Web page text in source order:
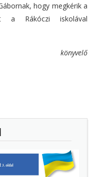
hogy megkérik a
a Rákóczi iskolával
könyvelő